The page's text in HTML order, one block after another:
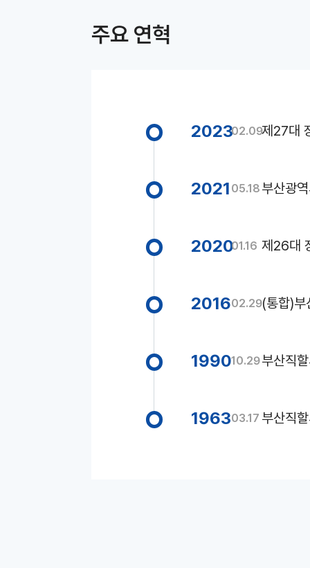
주요 연혁
202302.09제27대
2021 05.18 부산광
202001.16 제26대
201602.29(통합)부
199010.29부산직
196303.17 부산직